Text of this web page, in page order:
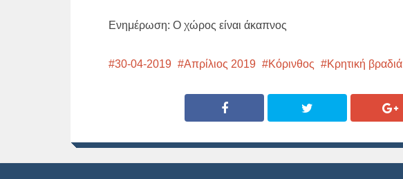
Ενημέρωση: Ο χώρος είναι άκαπνος
30-04-2019 Απρίλιος 2019 Κόρινθος Κρητική βραδιά